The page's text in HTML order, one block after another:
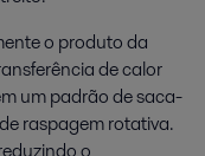
o produto da
de calor
um padrão de saca-
raspagem rotativa.
o